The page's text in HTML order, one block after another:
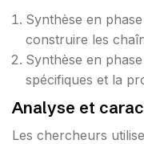
Synthèse en
construire les
Synthèse en
spécifiques et la
Analyse et
Les chercheurs